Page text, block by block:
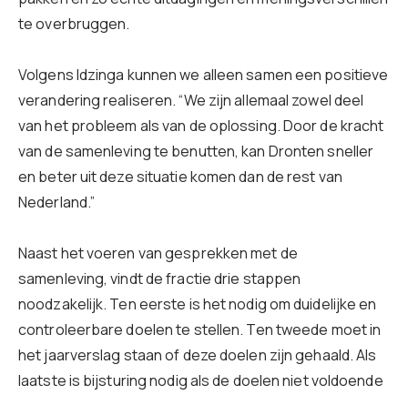
te overbruggen.
Volgens Idzinga kunnen we alleen samen een positieve
verandering realiseren. “We zijn allemaal zowel deel
van het probleem als van de oplossing. Door de kracht
van de samenleving te benutten, kan Dronten sneller
en beter uit deze situatie komen dan de rest van
Nederland.”
Naast het voeren van gesprekken met de
samenleving, vindt de fractie drie stappen
noodzakelijk. Ten eerste is het nodig om duidelijke en
controleerbare doelen te stellen. Ten tweede moet in
het jaarverslag staan of deze doelen zijn gehaald. Als
laatste is bijsturing nodig als de doelen niet voldoende